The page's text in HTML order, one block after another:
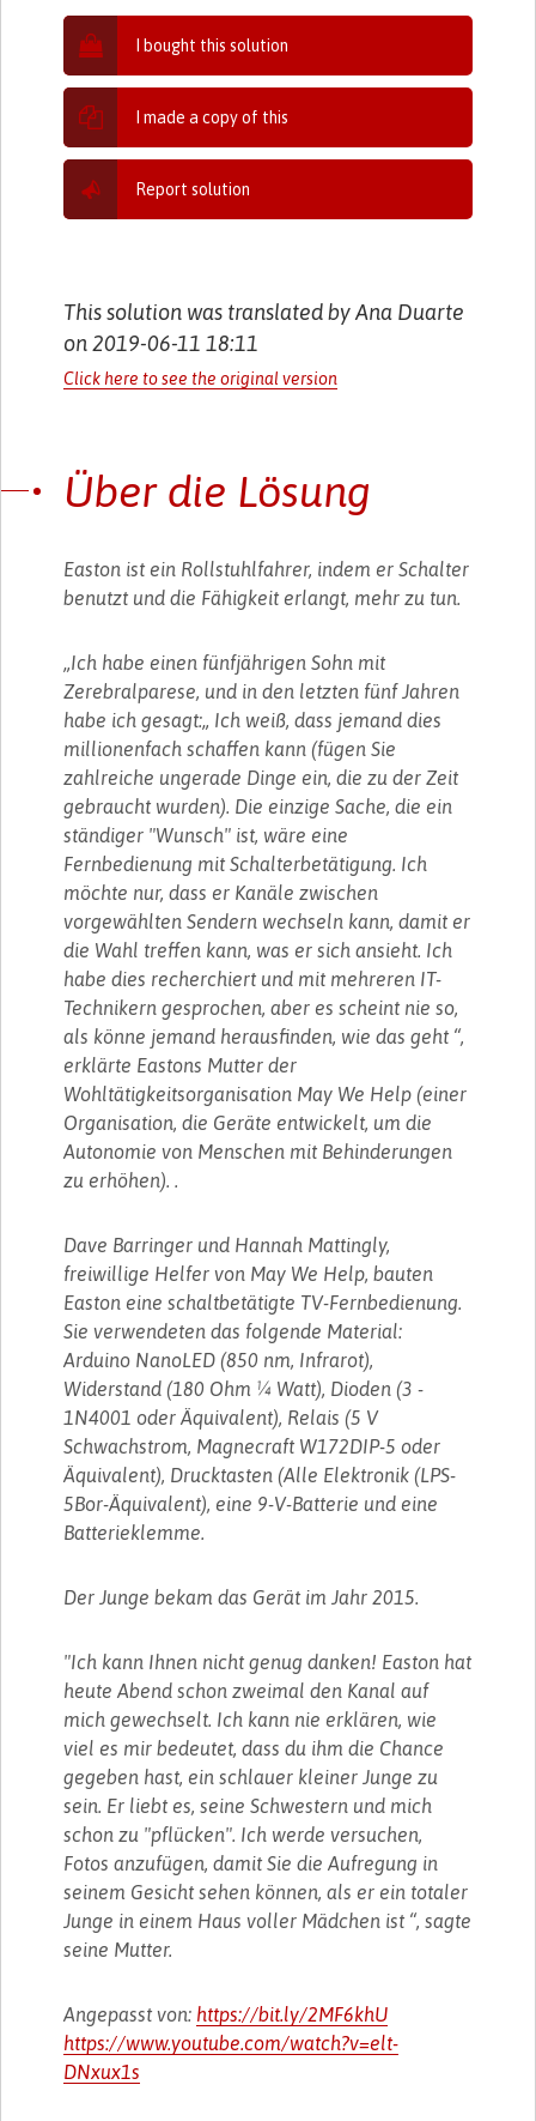
I bought this solution
I made a copy of this
Report solution
This solution was translated by Ana Duarte
on 2019-06-11 18:11
Click here to see the original version
Über die Lösung
Easton ist ein Rollstuhlfahrer, indem er Schalter
benutzt und die Fähigkeit erlangt, mehr zu tun.
„Ich habe einen fünfjährigen Sohn mit
Zerebralparese, und in den letzten fünf Jahren
habe ich gesagt:„ Ich weiß, dass jemand dies
millionenfach schaffen kann (fügen Sie
zahlreiche ungerade Dinge ein, die zu der Zeit
gebraucht wurden). Die einzige Sache, die ein
ständiger "Wunsch" ist, wäre eine
Fernbedienung mit Schalterbetätigung. Ich
möchte nur, dass er Kanäle zwischen
vorgewählten Sendern wechseln kann, damit er
die Wahl treffen kann, was er sich ansieht. Ich
habe dies recherchiert und mit mehreren IT-
Technikern gesprochen, aber es scheint nie so,
als könne jemand herausfinden, wie das geht “,
erklärte Eastons Mutter der
Wohltätigkeitsorganisation May We Help (einer
Organisation, die Geräte entwickelt, um die
Autonomie von Menschen mit Behinderungen
zu erhöhen). .
Dave Barringer und Hannah Mattingly,
freiwillige Helfer von May We Help, bauten
Easton eine schaltbetätigte TV-Fernbedienung.
Sie verwendeten das folgende Material:
Arduino NanoLED (850 nm, Infrarot),
Widerstand (180 Ohm ¼ Watt), Dioden (3 -
1N4001 oder Äquivalent), Relais (5 V
Schwachstrom, Magnecraft W172DIP-5 oder
Äquivalent), Drucktasten (Alle Elektronik (LPS-
5Bor-Äquivalent), eine 9-V-Batterie und eine
Batterieklemme.
Der Junge bekam das Gerät im Jahr 2015.
"Ich kann Ihnen nicht genug danken! Easton hat
heute Abend schon zweimal den Kanal auf
mich gewechselt. Ich kann nie erklären, wie
viel es mir bedeutet, dass du ihm die Chance
gegeben hast, ein schlauer kleiner Junge zu
sein. Er liebt es, seine Schwestern und mich
schon zu "pflücken". Ich werde versuchen,
Fotos anzufügen, damit Sie die Aufregung in
seinem Gesicht sehen können, als er ein totaler
Junge in einem Haus voller Mädchen ist “, sagte
seine Mutter.
Angepasst von: https://bit.ly/2MF6khU
https://www.youtube.com/watch?v=elt-
DNxux1s